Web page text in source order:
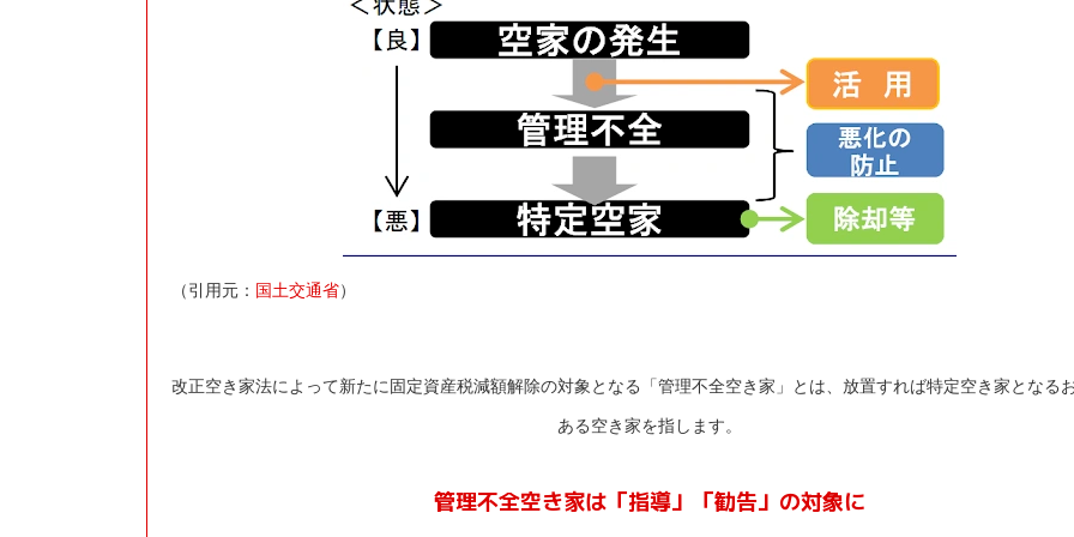
（引用元： 国土交通省）
改正空き家法によって新たに固定資産税減額解除の対象となる「管理不全空き家」とは、放置すれば特定空き家となる
ある空き家を指します。
管理不全空き家は「指導」「勧告」の対象に